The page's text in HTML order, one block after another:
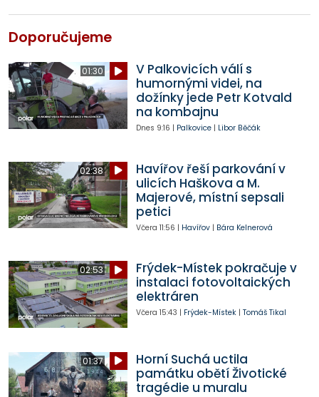
Doporučujeme
01:30
V Palkovicích válí s
humornými videi, na
dožínky jede Petr Kotvald
na kombajnu
Dnes 9:16 | Palkovice| Libor Běčák
02:38
Havířov řeší parkování v
ulicích Haškova a M.
Majerové, místní sepsali
petici
Včera 11:56 | Havířov| Bára Kelnerová
02:53
Frýdek-Místek pokračuje v
instalaci fotovoltaických
elektráren
Včera 15:43 | Frýdek-Místek| Tomáš Tikal
01:37
Horní Suchá uctila
památku obětí Životické
tragédie u muralu